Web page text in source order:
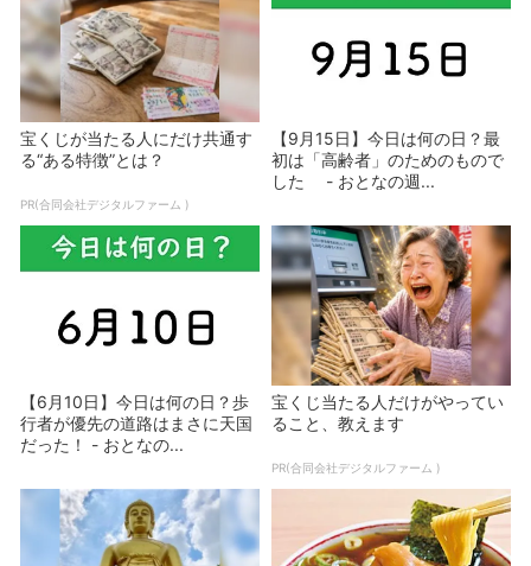
宝くじが当たる人にだけ共通す
る“ある特徴”とは？
PR(合同会社デジタルファーム )
【9月15日】今日は何の日？最
初は「高齢者」のためのもので
した - おとなの週...
【6月10日】今日は何の日？歩
行者が優先の道路はまさに天国
だった！ - おとなの...
宝くじ当たる人だけがやってい
ること、教えます
PR(合同会社デジタルファーム )